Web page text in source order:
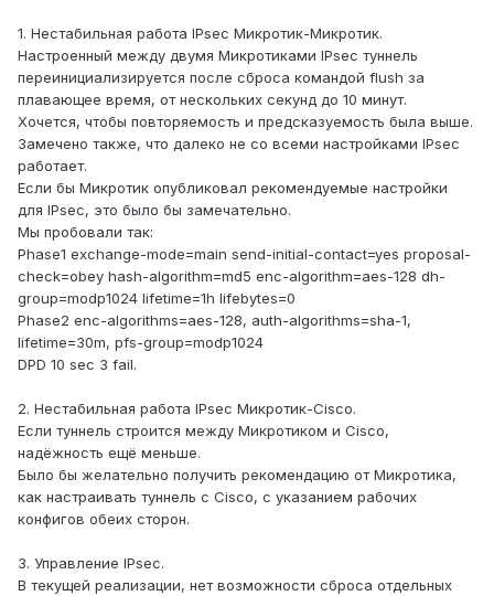
1. Нестабильная работа IPsec Микротик-Микротик.
Настроенный между двумя Микротиками IPsec туннель
переинициализируется после сброса командой flush за
плавающее время, от нескольких секунд до 10 минут.
Хочется, чтобы повторяемость и предсказуемость была выше.
Замечено также, что далеко не со всеми настройками IPsec
работает.
Если бы Микротик опубликовал рекомендуемые настройки
для IPsec, это было бы замечательно.
Мы пробовали так:
Phase1 exchange-mode=main send-initial-contact=yes proposal-
check=obey hash-algorithm=md5 enc-algorithm=aes-128 dh-
group=modp1024 lifetime=1h lifebytes=0
Phase2 enc-algorithms=aes-128, auth-algorithms=sha-1,
lifetime=30m, pfs-group=modp1024
DPD 10 sec 3 fail.
2. Нестабильная работа IPsec Микротик-Cisco.
Если туннель строится между Микротиком и Cisco,
надёжность ещё меньше.
Было бы желательно получить рекомендацию от Микротика,
как настраивать туннель с Cisco, с указанием рабочих
конфигов обеих сторон.
3. Управление IPsec.
В текущей реализации, нет возможности сброса отдельных